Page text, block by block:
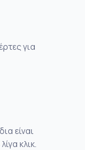
για
είναι
κλικ.